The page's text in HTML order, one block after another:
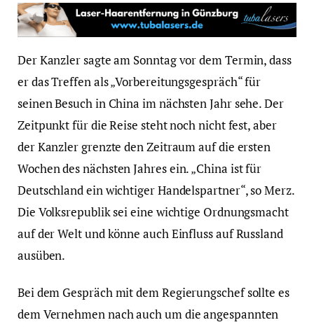
Der Kanzler sagte am Sonntag vor dem Termin, dass
er das Treffen als „Vorbereitungsgespräch“ für
seinen Besuch in China im nächsten Jahr sehe. Der
Zeitpunkt für die Reise steht noch nicht fest, aber
der Kanzler grenzte den Zeitraum auf die ersten
Wochen des nächsten Jahres ein. „China ist für
Deutschland ein wichtiger Handelspartner“, so Merz.
Die Volksrepublik sei eine wichtige Ordnungsmacht
auf der Welt und könne auch Einfluss auf Russland
ausüben.
Bei dem Gespräch mit dem Regierungschef sollte es
dem Vernehmen nach auch um die angespannten